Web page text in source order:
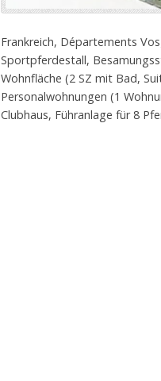
Frankreich, Départements
Sportpferdestall,
Wohnfläche (2 SZ mit Bad,
Personalwohnungen (1
Clubhaus, Führanlage für 8